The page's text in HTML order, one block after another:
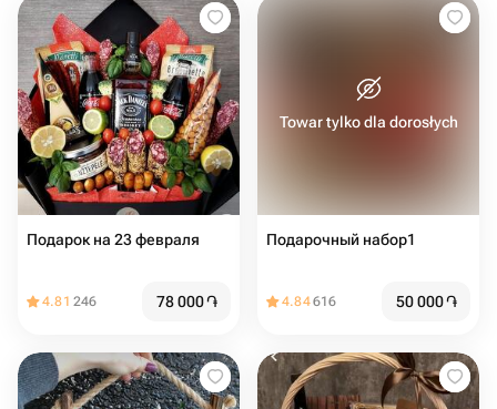
Подарок на 23 февраля
4.81 246 78 000֏
Towar tylko dla dorosłych
Подарочный набор1
4.84616 50 000֏